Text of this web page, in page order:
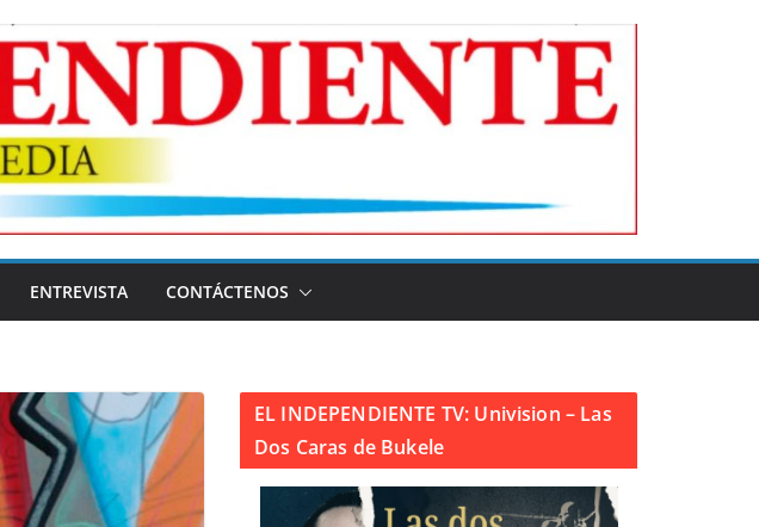
ENTREVISTA CONTÁCTENOS
EL INDEPENDIENTE TV: Univision – Las
Dos Caras de Bukele